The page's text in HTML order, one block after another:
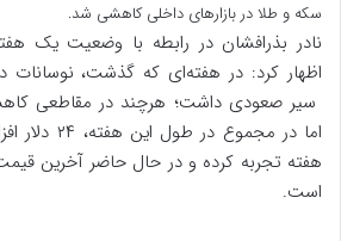
سکه و طلا در بازارهای داخلی کاهشی شد.
نادر بذرافشان در رابطه با وضعیت یک
اظهار کرد: در هفته‌ای که گذشت، نوسانات
سیر صعودی داشت؛ هرچند در مقاطعی
اما در
است.